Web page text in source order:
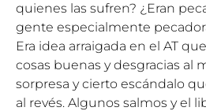
quienes las sufren? ¿Eran
gente especialmente
Era idea arraigada en el AT
cosas buenas y desgracias al
sorpresa y cierto escándalo
al revés. Algunos salmos y el